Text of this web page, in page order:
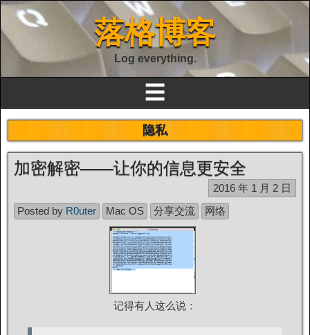
落格博客
Log everything.
☰
隐私
加密解密——让你的信息更安全
2016 年 1 月 2 日
Posted by R0uter Mac OS 分享交流 网络
记得有人这么说：